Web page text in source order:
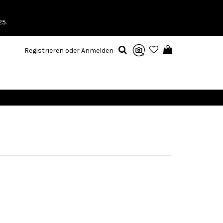
Registrieren oder Anmelden